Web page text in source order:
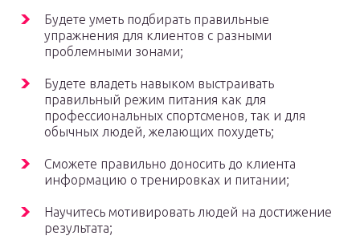
Будете уметь подбирать правильные
упражнения для клиентов с разными
проблемными зонами;
Будете владеть навыком выстраивать
правильный режим питания как для
профессиональных спортсменов, так и для
обычных людей, желающих похудеть;
Сможете правильно доносить до клиента
информацию о тренировках и питании;
Научитесь мотивировать людей на достижение
результата;